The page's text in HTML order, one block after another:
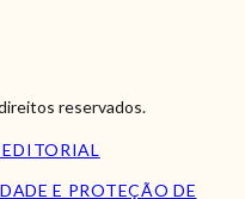
reservados.
E PROTEÇÃO DE